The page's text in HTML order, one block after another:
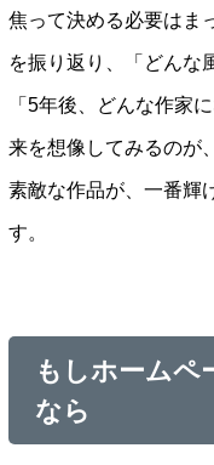
焦って決める必要はま
を振り返り、「どんな
「5年後、どんな作家
来を想像してみるのが
素敵な作品が、一番輝
す。
もしホームペ
なら